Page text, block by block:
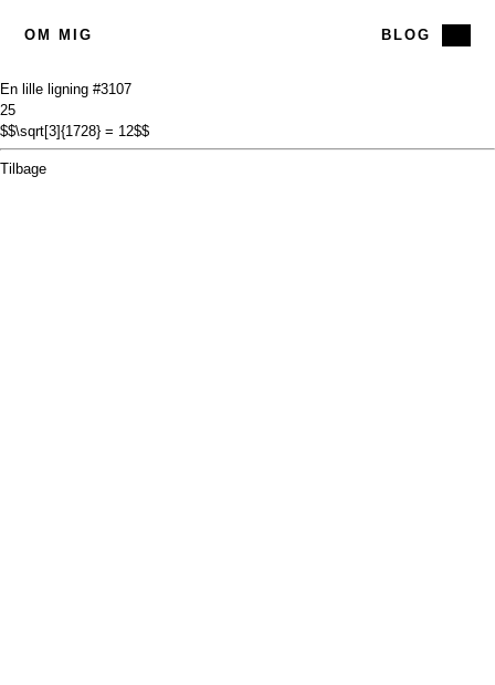
OM MIG BLOG
En lille ligning #3107
25
$$\sqrt[3]{1728} = 12$$
Tilbage